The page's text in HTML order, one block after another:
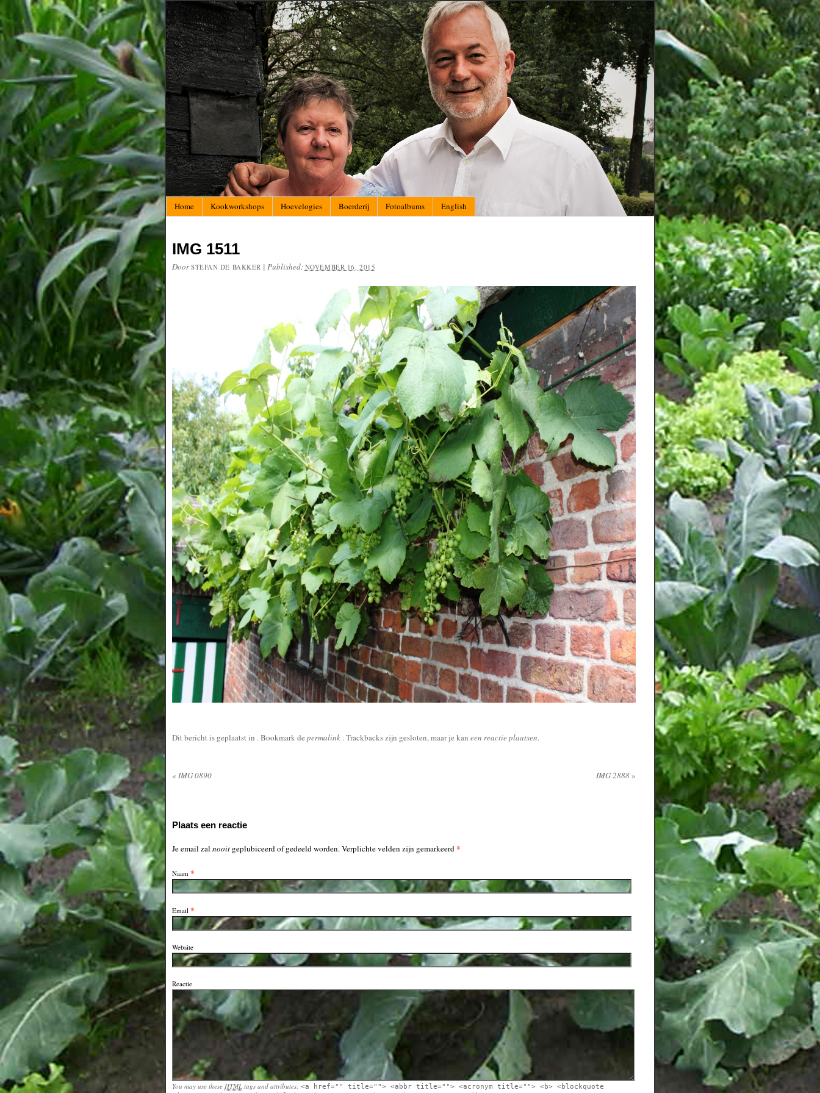
Home Kookworkshops Hoevelogies Boerderij Fotoalbums English
IMG 1511
DoorSTEFAN DE BAKKER | Published: NOVEMBER 16, 2015
Dit bericht is geplaatst in . Bookmark de permalink . Trackbacks zijn gesloten, maar je kan een reactie plaatsen.
« IMG 0890 IMG 2888»
Plaats een reactie
Je email zal nooit geplubiceerd of gedeeld worden. Verplichte velden zijn gemarkeerd*
Naam *
Email *
Website
Reactie
You may use these HTML tags and attributes: <a href="" title=""> <abbr title=""> <acronym title=""> <b> <blockquote